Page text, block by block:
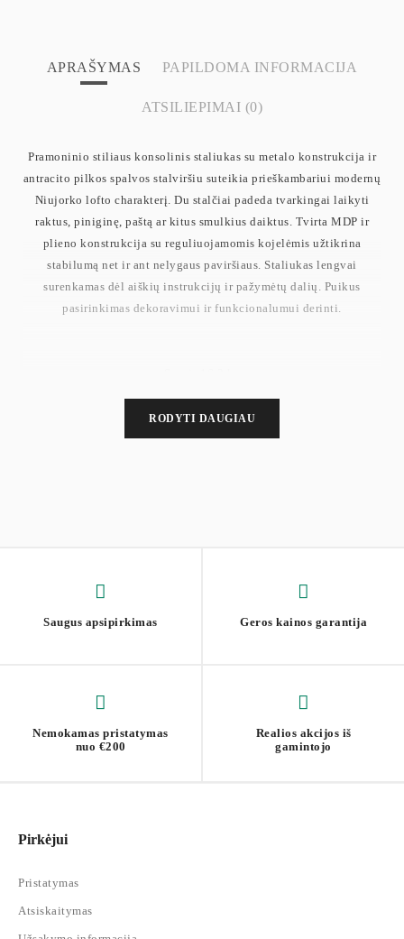
APRAŠYMAS PAPILDOMA INFORMACIJA
ATSILIEPIMAI (0)
Pramoninio stiliaus konsolinis staliukas su metalo konstrukcija ir
antracito pilkos spalvos stalviršiu suteikia prieškambariui modernų
Niujorko lofto charakterį. Du stalčiai padeda tvarkingai laikyti
raktus, piniginę, paštą ar kitus smulkius daiktus. Tvirta MDP ir
plieno konstrukcija su reguliuojamomis kojelėmis užtikrina
stabilumą net ir ant nelygaus paviršiaus. Staliukas lengvai
surenkamas dėl aiškių instrukcijų ir pažymėtų dalių. Puikus
pasirinkimas dekoravimui ir funkcionalumui derinti.
Apatinė lentyna 10 kg
Kiekvienas stalčius 3 kg
RODYTI DAUGIAU
Saugus apsipirkimas Geros kainos garantija
Nemokamas pristatymas
nuo €200
Realios akcijos iš
gamintojo
Pirkėjui
Pristatymas
Atsiskaitymas